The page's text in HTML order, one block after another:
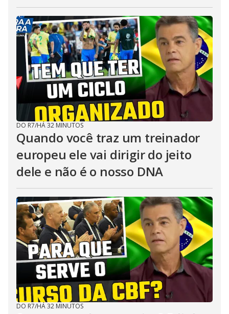
DO R7/HÁ 32 MINUTOS
Quando você traz um treinador
europeu ele vai dirigir do jeito
dele e não é o nosso DNA
DO R7/HÁ 32 MINUTOS